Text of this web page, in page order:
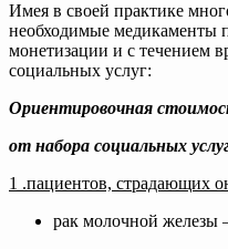
Имея в своей практике
необходимые медикаменты
монетизации и с течением
социальных услуг:
Ориентировочная
от набора социальных
1 .пациентов, страдающих
рак молочной железы